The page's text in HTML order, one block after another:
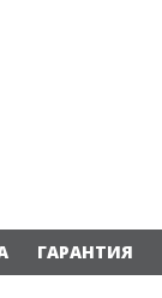
ГАРАНТИЯ